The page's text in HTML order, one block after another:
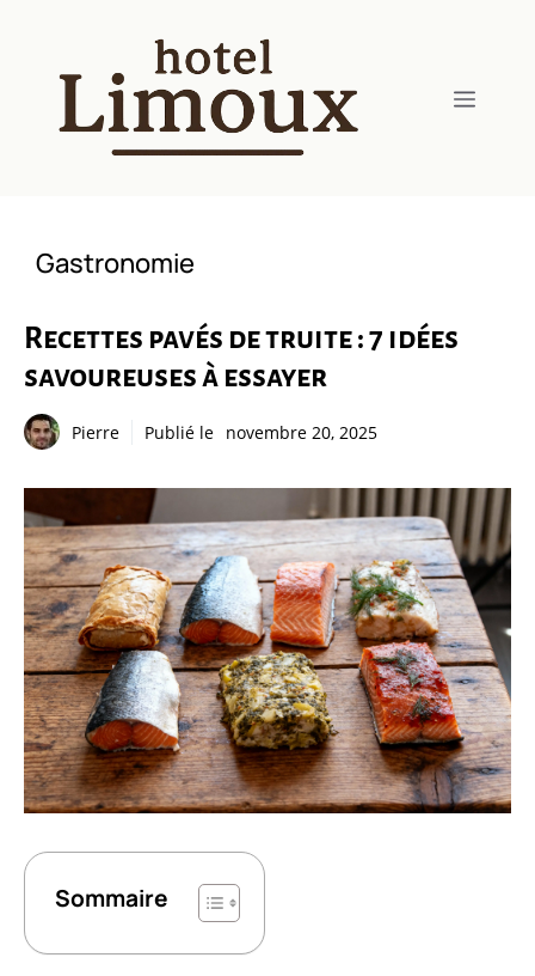
contenu
Menu
Gastronomie
Recettes pavés de truite : 7 idées
savoureuses à essayer
Pierre Publié le novembre 20, 2025
Sommaire